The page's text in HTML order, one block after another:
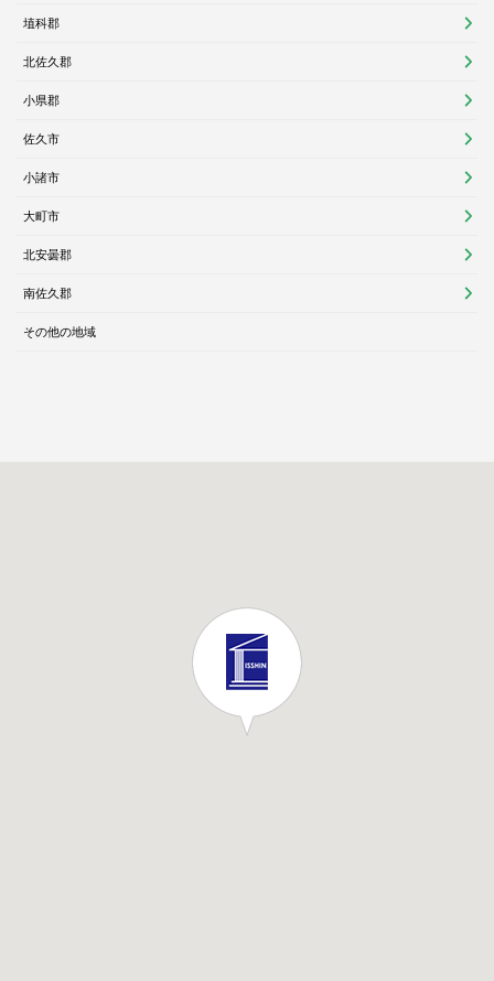
埴科郡
北佐久郡
小県郡
佐久市
小諸市
大町市
北安曇郡
南佐久郡
その他の地域